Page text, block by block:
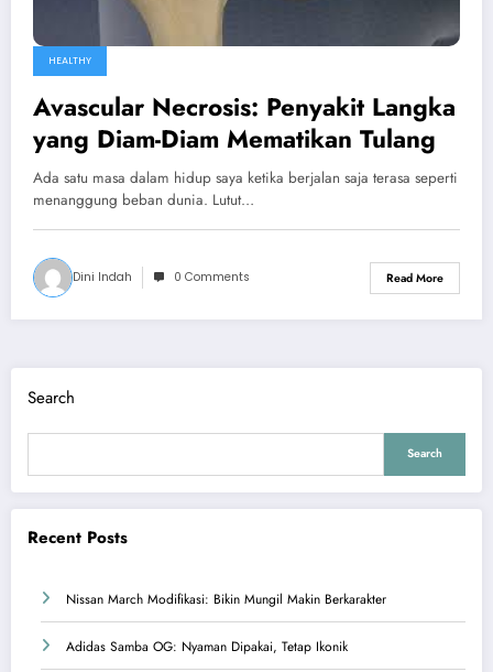
HEALTHY
Avascular Necrosis: Penyakit Langka
yang Diam-Diam Mematikan Tulang
Ada satu masa dalam hidup saya ketika berjalan saja terasa seperti
menanggung beban dunia. Lutut…
Dini Indah 0 Comments Read More
Search
Search
Recent Posts
Nissan March Modifikasi: Bikin Mungil Makin Berkarakter
Adidas Samba OG: Nyaman Dipakai, Tetap Ikonik